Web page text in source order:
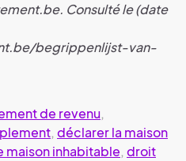
Consulté le (date
begrippenlijst-van-
de revenu,
,déclarer la maison
maison inhabitable,droit